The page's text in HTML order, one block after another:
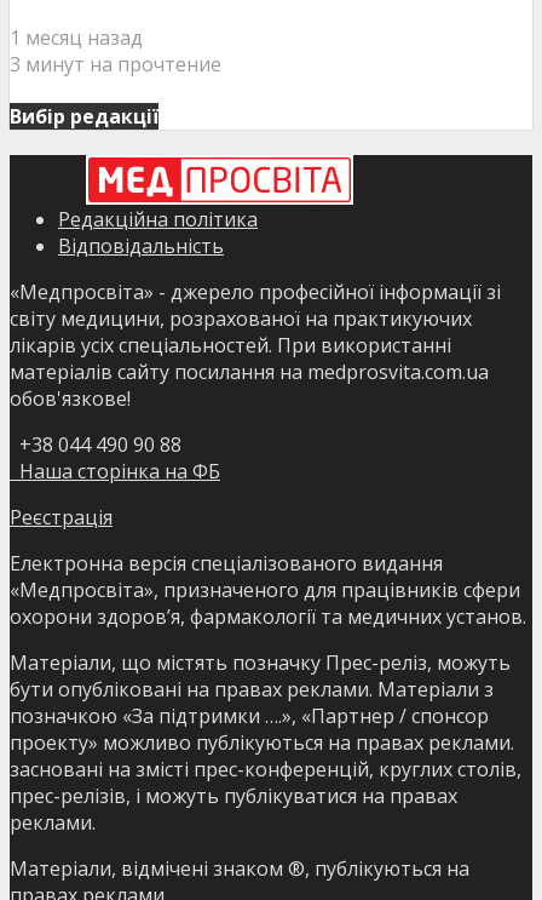
1 месяц назад
3 минут на прочтение
Вибір редакції
Редакційна політика
Відповідальність
«Медпросвіта» - джерело професійної інформації зі
світу медицини, розрахованої на практикуючих
лікарів усіх спеціальностей. При використанні
матеріалів сайту посилання на medprosvita.com.ua
обов'язкове!
+38 044 490 90 88
Наша сторінка на ФБ
Реєстрація
Електронна версія спеціалізованого видання
«Медпросвіта», призначеного для працівників сфери
охорони здоров’я, фармакології та медичних установ.
Матеріали, що містять позначку Прес-реліз, можуть
бути опубліковані на правах реклами. Матеріали з
позначкою «За підтримки ….», «Партнер / спонсор
проекту» можливо публікуються на правах реклами.
засновані на змісті прес-конференцій, круглих столів,
прес-релізів, і можуть публікуватися на правах
реклами.
Матеріали, відмічені знаком ®, публікуються на